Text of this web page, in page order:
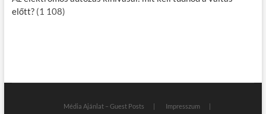
előtt? (1 108)
Média Ajánlat – Guest Posts Impresszum